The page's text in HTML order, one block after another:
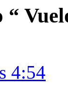
“
4:54